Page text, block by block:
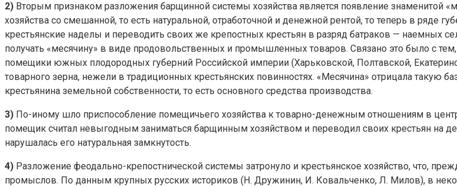
2) Вторым признаком разложения барщинной системы хозяйства является появление знаменитой
хозяйства со смешанной, то есть натуральной, отработочной и денежной рентой, то теперь в ряде
крестьянские наделы и переводить своих же крепостных крестьян в разряд батраков — наемных
получать «месячину» в виде продовольственных и промышленных товаров. Связано это было с
помещики южных плодородных губерний Российской империи (Харьковской, Полтавской,
товарного зерна, нежели в традиционных крестьянских повинностях. «Месячина» отрицала такую
крестьянина земельной собственности, то есть основного средства производства.
3) По-иному шло приспособление помещичьего хозяйства к товарно-денежным отношениям в
помещик считал невыгодным заниматься барщинным хозяйством и переводил своих крестьян на
нарушалась его натуральная замкнутость.
4) Разложение феодально-крепостнической системы затронуло и крестьянское хозяйство, что,
промыслов. По данным крупных русских историков (Н. Дружинин, И. Ковальченко, Л. Милов), в